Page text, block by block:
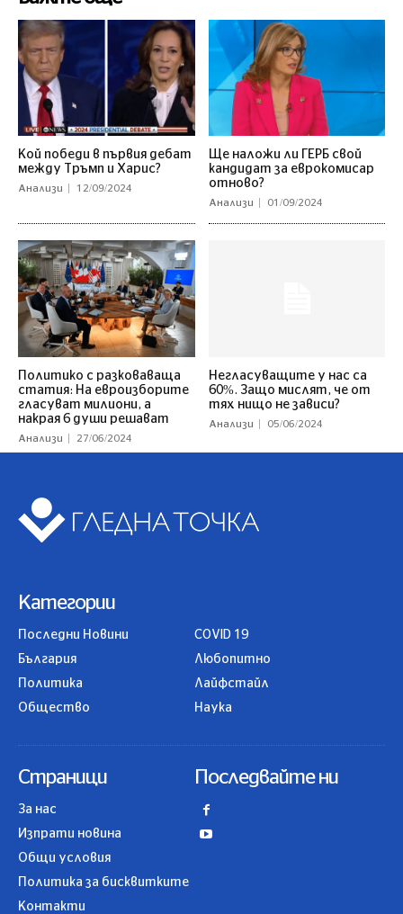
Кой победи в първия дебат
между Тръмп и Харис?
Анализи 12/09/2024
Ще наложи ли ГЕРБ свой
кандидат за еврокомисар
отново?
Анализи 01/09/2024
Политико с разковаваща
статия: На евроизборите
гласуват милиони, а
накрая 6 души решават
Анализи 27/06/2024
Негласуващите у нас са
60%. Защо мислят, че от
тях нищо не зависи?
Анализи 05/06/2024
Категории
Последни Новини
България
Политика
Общество
COVID 19
Любопитно
Лайфстайл
Наука
Страници
За нас
Изпрати новина
Общи условия
Политика за бисквитките
Контакти
Последвайте ни